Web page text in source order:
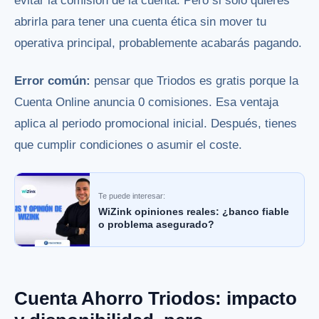
abrirla para tener una cuenta ética sin mover tu
operativa principal, probablemente acabarás pagando.
Error común: pensar que Triodos es gratis porque la
Cuenta Online anuncia 0 comisiones. Esa ventaja
aplica al periodo promocional inicial. Después, tienes
que cumplir condiciones o asumir el coste.
Te puede interesar:
WiZink opiniones reales: ¿banco fiable
o problema asegurado?
Cuenta Ahorro Triodos: impacto